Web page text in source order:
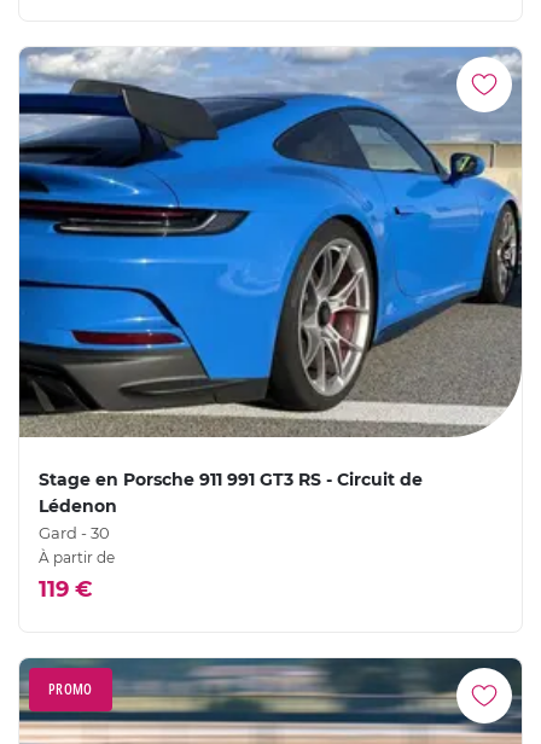
Stage en Porsche 911 991 GT3 RS - Circuit de
Lédenon
Gard - 30
À partir de
119 €
PROMO